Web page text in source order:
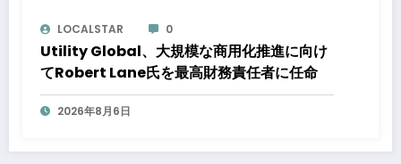
LOCALSTAR 0
Utility Global、大規模な商用化推進に向け
てRobert Lane氏を最高財務責任者に任命
2026年8月6日